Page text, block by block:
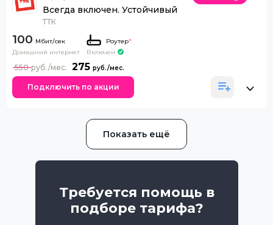
Всегда включен. Устойчивый
ТТК
100
Домашний интернет
Роутер*
Включен
275
550
Подключить по акции
Показать ещё
Требуется помощь в
подборе тарифа?